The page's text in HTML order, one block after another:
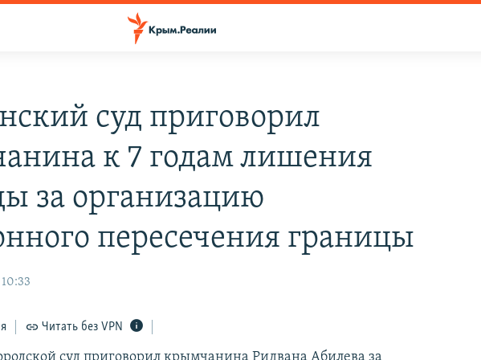
суд приговорил
к 7 годам лишения
за организацию
пересечения границы
Читать без VPN